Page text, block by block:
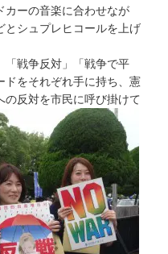
カーの音楽に合わせなが
とシュプレヒコールを上げ
戦争反対」「戦争で平
ドをそれぞれ手に持ち、憲
の反対を市民に呼び掛けて